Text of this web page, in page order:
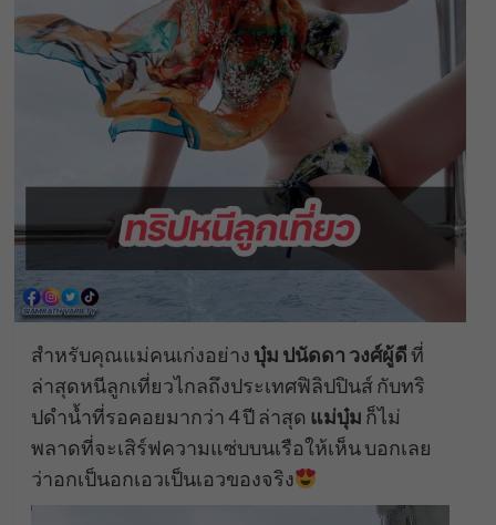
สำหรับคุณแม่คนเก่งอย่าง บุ๋ม ปนัดดา วงศ์ผู้ดีที่
ล่าสุดหนีลูกเที่ยวไกลถึงประเทศฟิลิปปินส์ กับทริ
ปดำน้ำที่รอคอยมากว่า 4 ปี ล่าสุด แม่บุ๋ม ก็ไม่
พลาดที่จะเสิร์ฟความแซ่บบนเรือให้เห็น บอกเลย
ว่าอกเป็นอกเอวเป็นเอวของจริง